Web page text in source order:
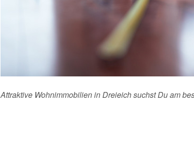
Attraktive Wohnimmobilien in Dreieich suchst Du am